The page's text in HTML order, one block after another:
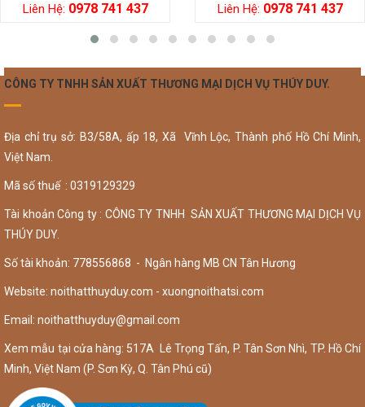
Liên Hệ: 0978 741 437 Liên Hệ: 0978 741 437
CÔNG TY TNHH SẢN XUẤT THƯƠNG MẠI DỊCH VỤ THÚY DUY.
Địa chỉ trụ sở: B3/58A, ấp 18, Xã Vĩnh Lộc, Thành phố Hồ Chí Minh,
Việt Nam.
Mã số thuế : 0319129329
Tài khoản Công ty : CÔNG TY TNHH SẢN XUẤT THƯƠNG MẠI DỊCH VỤ
THÚY DUY.
Số tài khoản: 778556868 - Ngân hàng MB CN Tân Hương
Website: noithatthuyduy.com - xuongnoithatsi.com
Email: noithatthuyduy@gmail.com
Xem mẫu tại cửa hàng: 517A Lê Trọng Tấn, P. Tân Sơn Nhì, TP. Hồ Chí
Minh, Việt Nam (P. Sơn Kỳ, Q. Tân Phú cũ)